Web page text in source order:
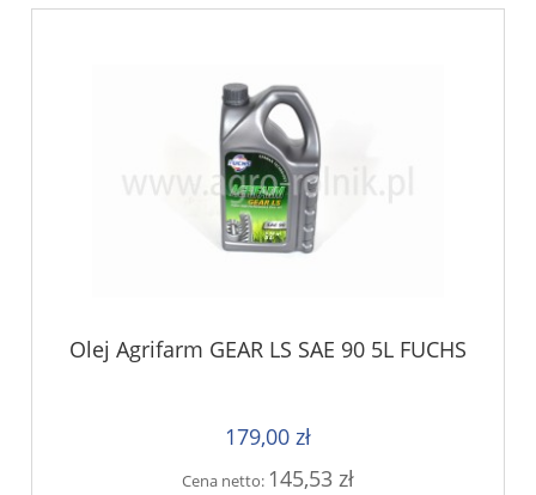
Olej Agrifarm GEAR LS SAE 90 5L FUCHS
179,00 zł
Cena netto: 145,53 zł